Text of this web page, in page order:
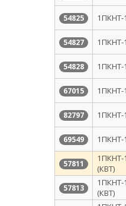
54825 1ПКНТ-
54827 1ПКНТ-
54828 1ПКНТ-
67015 1ПКНТ-
82797 1ПКНТ-
69549 1ПКНТ-
57811
1ПКНТ-
(КВТ)
57813
1ПКНТ-
(КВТ)